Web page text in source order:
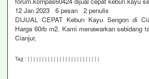
12 Jan 2023 6 pesan ‎2 penulis
DIJUAL CEPAT Kebun Kayu Sengon di
Harga 60rb m2. Kami menawarkan sebidang
Cianjur,
Tag : | | | | | | | | | | | | | | | | | | | | | | | | |